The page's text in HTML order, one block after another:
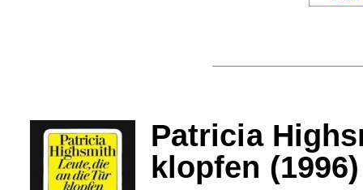
Patricia
klopfen (1996)